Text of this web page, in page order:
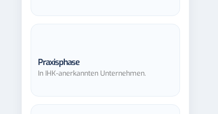
Praxisphase
In IHK-anerkannten Unternehmen.